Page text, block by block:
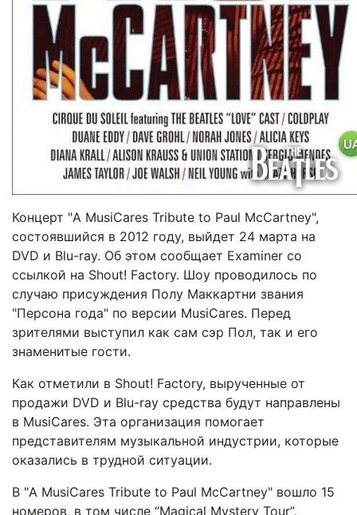
Концерт "A MusiCares Tribute to Paul McCartney",
состоявшийся в 2012 году, выйдет 24 марта на
DVD и Blu-ray. Об этом сообщает Examiner со
ссылкой на Shout! Factory. Шоу проводилось по
случаю присуждения Полу Маккартни звания
"Персона года" по версии MusiCares. Перед
зрителями выступил как сам сэр Пол, так и его
знаменитые гости.
Как отметили в Shout! Factory, вырученные от
продажи DVD и Blu-ray средства будут направлены
в MusiCares. Эта организация помогает
представителям музыкальной индустрии, которые
оказались в трудной ситуации.
В "A MusiCares Tribute to Paul McCartney" вошло 15
номеров, в том числе “Magical Mystery Tour”,